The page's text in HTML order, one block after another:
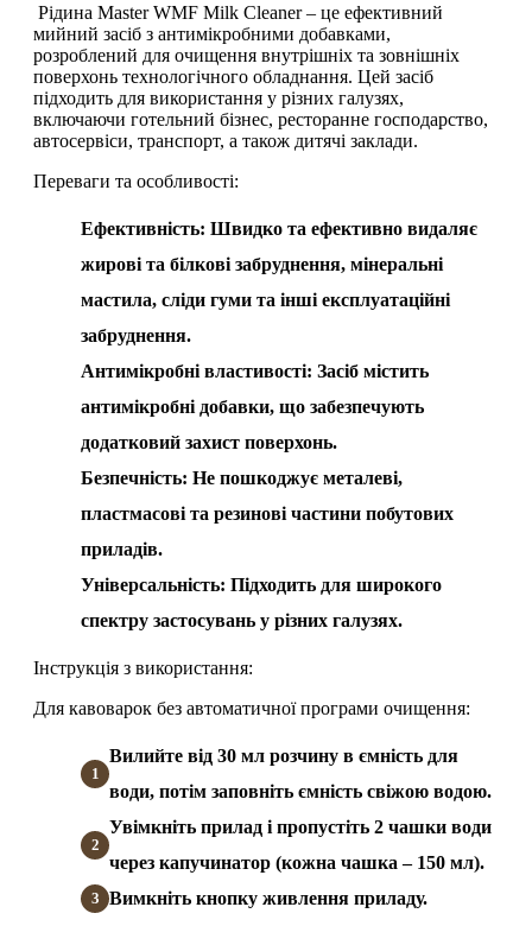
Рідина Master WMF Milk Cleaner– це ефективний
мийний засіб з антимікробними добавками,
розроблений для очищення внутрішніх та зовнішніх
поверхонь технологічного обладнання. Цей засіб
підходить для використання у різних галузях,
включаючи готельний бізнес, ресторанне господарство,
автосервіси, транспорт, а також дитячі заклади.
Переваги та особливості:
Ефективність: Швидко та ефективно видаляє
жирові та білкові забруднення, мінеральні
мастила, сліди гуми та інші експлуатаційні
забруднення.
Антимікробні властивості: Засіб містить
антимікробні добавки, що забезпечують
додатковий захист поверхонь.
Безпечність: Не пошкоджує металеві,
пластмасові та резинові частини побутових
приладів.
Універсальність: Підходить для широкого
спектру застосувань у різних галузях.
Інструкція з використання:
Для кавоварок без автоматичної програми очищення:
Вилийте від 30 мл розчину в ємність для
води, потім заповніть ємність свіжою водою.
Увімкніть прилад і пропустіть 2 чашки води
через капучинатор (кожна чашка – 150 мл).
Вимкніть кнопку живлення приладу.